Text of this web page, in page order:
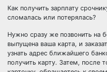
Как получить зарплату
сломалась или потерялась?
Нужно сразу же позвонить на
выпущена ваша карта, и
узнать адрес ближайшего
получить карту. Затем, после